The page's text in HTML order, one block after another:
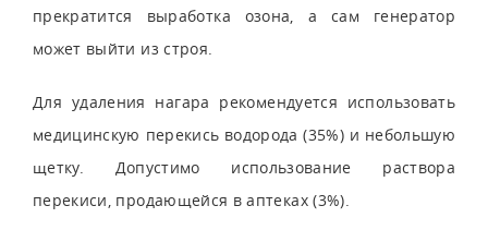
прекратится выработка озона, а сам генератор
может выйти из строя.
Для удаления нагара рекомендуется использовать
медицинскую перекись водорода (35%) и небольшую
щетку. Допустимо использование раствора
перекиси, продающейся в аптеках (3%).